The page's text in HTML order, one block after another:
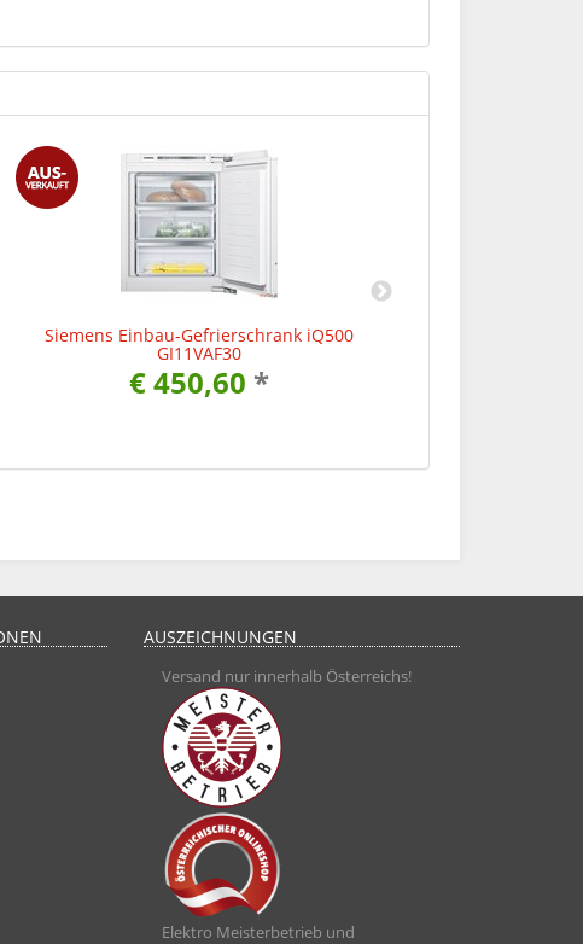
Siemens Einbau-Gefrierschrank iQ500
GI11VAF30
€ 450,60 *
AUSZEICHNUNGEN
Versand nur innerhalb Österreichs!
Elektro Meisterbetrieb und